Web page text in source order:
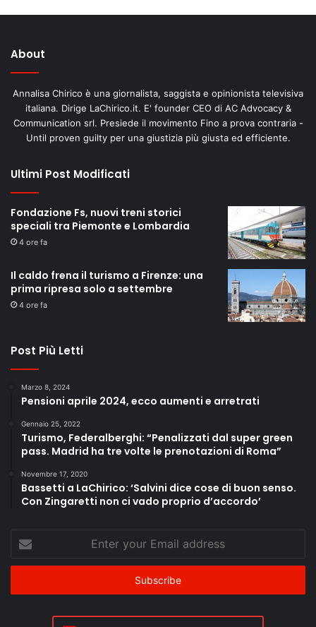
About
Annalisa Chirico è una giornalista, saggista e opinionista televisiva
italiana. Dirige LaChirico.it. E' founder CEO di AC Advocacy &
Communication srl. Presiede il movimento Fino a prova contraria -
Until proven guilty per una giustizia più giusta ed efficiente.
Ultimi Post Modificati
Fondazione Fs, nuovi treni storici
speciali tra Piemonte e Lombardia
4 ore fa
Il caldo frena il turismo a Firenze: una
prima ripresa solo a settembre
4 ore fa
Post Più Letti
Marzo 8, 2024
Pensioni aprile 2024, ecco aumenti e arretrati
Gennaio 25, 2022
Turismo, Federalberghi: “Penalizzati dal super green
pass. Madrid ha tre volte le prenotazioni di Roma”
Novembre 17, 2020
Bassetti a LaChirico: ‘Salvini dice cose di buon senso.
Con Zingaretti non ci vado proprio d’accordo’
Enter
your
Email